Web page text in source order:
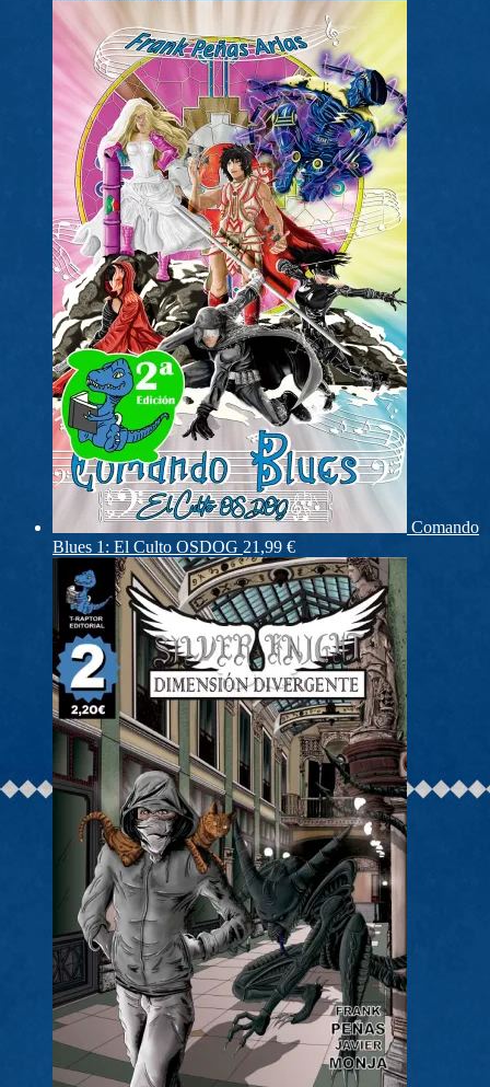
Comando
Blues 1: El Culto OSDOG 21,99 €